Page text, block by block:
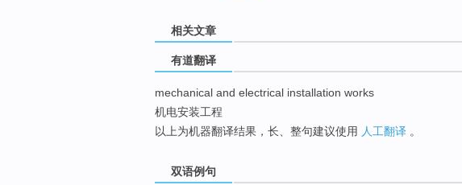
相关文章
有道翻译
mechanical and electrical installation works
机电安装工程
以上为机器翻译结果，长、整句建议使用 人工翻译 。
双语例句